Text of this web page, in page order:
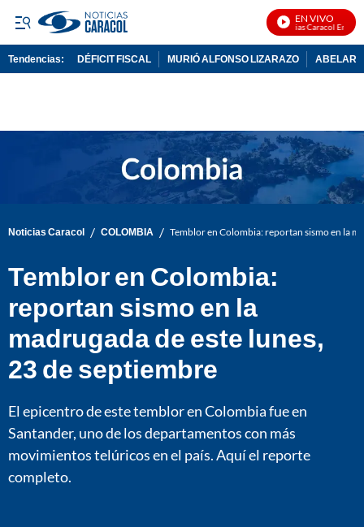
EN VIVO
Noticias Caracol En Vivo
Tendencias: DÉFICIT FISCAL MURIÓ ALFONSO LIZARAZO
Noticias Caracol / COLOMBIA / Temblor en Colombia: reportan sismo en la
Temblor en Colombia:
reportan sismo en la
madrugada de este lunes,
23 de septiembre
El epicentro de este temblor en Colombia fue en
Santander, uno de los departamentos con más
movimientos telúricos en el país. Aquí el reporte
completo.